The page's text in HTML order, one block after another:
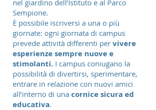
nel giardino dell’Istituto e al Parco
Sempione.
È possibile iscriversi a una o più
giornate: ogni giornata di campus
prevede attività differenti per vivere
esperienze sempre nuove e
stimolanti. I campus coniugano la
possibilità di divertirsi, sperimentare,
entrare in relazione con nuovi amici
all’interno di una cornice sicura ed
educativa.